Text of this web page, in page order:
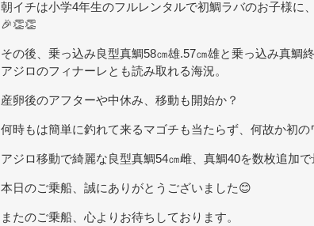
朝イチは小学4年生のフルレンタルで初鯛ラバのお子様に
🎉👏👏
その後、乗っ込み良型真鯛58㎝雄.57㎝雄と乗っ込み真鯛
アジロのフィナーレとも読み取れる海況。
産卵後のアフターや中休み、移動も開始か？
何時もは簡単に釣れて来るマゴチも当たらず、何故か初の
アジロ移動で綺麗な良型真鯛54㎝雌、真鯛40を数枚追加で
本日のご乗船、誠にありがとうございました😊
またのご乗船、心よりお待ちしております。